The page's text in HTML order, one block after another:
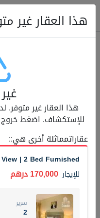
Marina Metro Station
شقة للإيجار 95,000 درهم
3
سرير
1
المعروض
غير
اسم الوسيط
NILOOFAR ABBAS VAKIL
هذا العقار غير
هذا العقار غير متوفر.
للإستكشاف. اضغط خروج
عقاراتمماثلة أخرى هي::
| 2 Bed Furnished
للإيجار 170,000 درهم
سرير
2